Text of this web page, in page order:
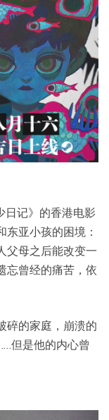
日记》的香港电影
亚小孩的困境：
父母之后能改变一
忘曾经的痛苦，依
碎的家庭，崩溃的
但是他的内心曾